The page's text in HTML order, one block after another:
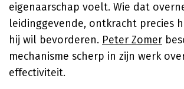
eigenaarschap voelt. Wie dat
leidinggevende, ontkracht precies
hij wil bevorderen. Peter Zomer
mechanisme scherp in zijn werk
effectiviteit.